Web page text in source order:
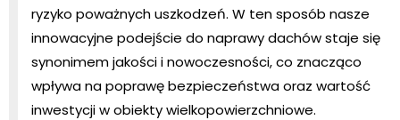
ryzyko poważnych uszkodzeń. W ten sposób nasze
innowacyjne podejście do naprawy dachów staje się
synonimem jakości i nowoczesności, co znacząco
wpływa na poprawę bezpieczeństwa oraz wartość
inwestycji w obiekty wielkopowierzchniowe.